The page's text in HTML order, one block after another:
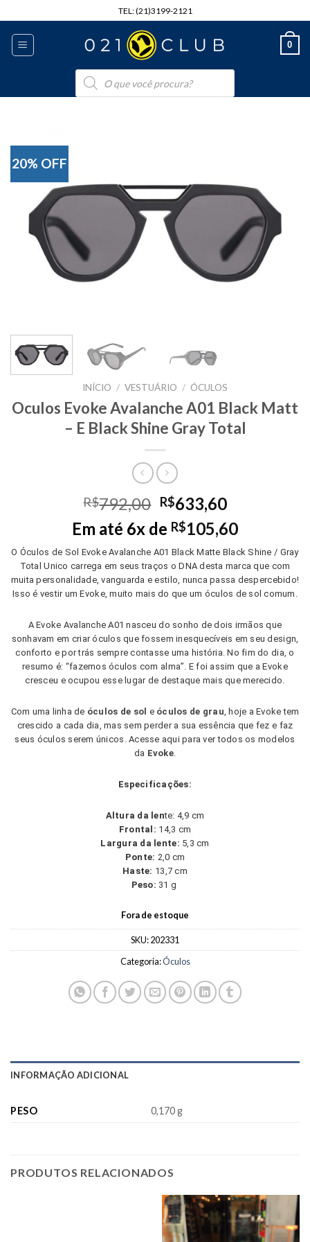
to
content
TEL: (21)3199-2121
0
Pesquisar
produtos
20% OFF
INÍCIO / VESTUÁRIO / ÓCULOS
Oculos Evoke Avalanche A01 Black Matt
– E Black Shine Gray Total
R$792,00 Original
price
was:
R$792,00.
R$633,60Current
price
is:
R$633,60.
Em até 6x de R$105,60
O Óculos de Sol Evoke Avalanche A01 Black Matte Black Shine / Gray
Total Unico carrega em seus traços o DNA desta marca que com
muita personalidade, vanguarda e estilo, nunca passa despercebido!
Isso é vestir um Evoke, muito mais do que um óculos de sol comum.
A Evoke Avalanche A01nasceu do sonho de dois irmãos que
sonhavam em criar óculos que fossem inesquecíveis em seu design,
conforto e por trás sempre contasse uma história. No fim do dia, o
resumo é: “fazemos óculos com alma”. E foi assim que a Evoke
cresceu e ocupou esse lugar de destaque mais que merecido.
Com uma linha de óculos de sol e óculos de grau , hoje a Evoke tem
crescido a cada dia, mas sem perder a sua essência que fez e faz
seus óculos serem únicos. Acesse aqui para ver todos os modelos
da Evoke.
Especificações:
Altura da lente: 4,9 cm
Frontal: 14,3 cm
Largura da lente: 5,3 cm
Ponte: 2,0 cm
Haste: 13,7 cm
Peso: 31 g
Fora de estoque
SKU:202331
Categoria:Óculos
INFORMAÇÃO ADICIONAL
PESO 0,170 g
PRODUTOS RELACIONADOS